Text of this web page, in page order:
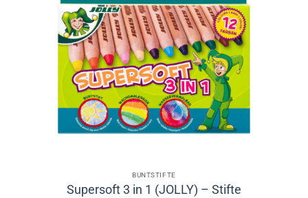
BUNTSTIFTE
Supersoft 3 in 1 (JOLLY) – Stifte